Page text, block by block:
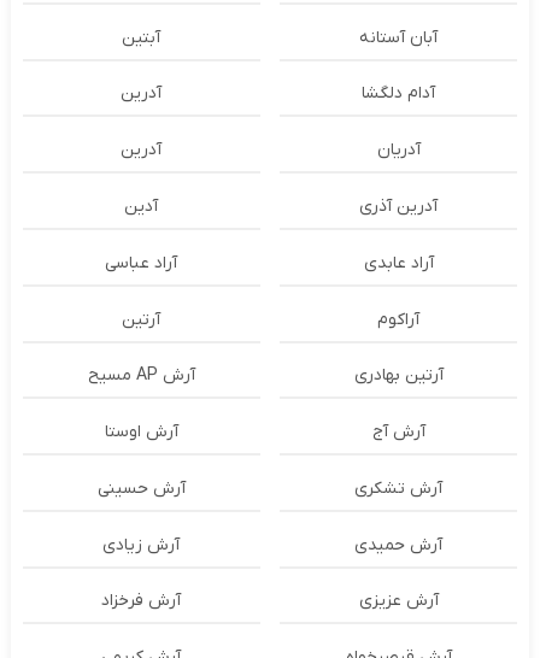
آبان آستانه آبتین
آدام دلگشا آدرين
آدریان آدرین
آدرین آذری آدین
آراد عابدی آراد عباسی
آراکوم آرتین
آرتین بهادری آرش AP مسیح
آرش آج آرش اوستا
آرش تشکری آرش حسینی
آرش حمیدی آرش زیادی
آرش عزیزی آرش فرخزاد